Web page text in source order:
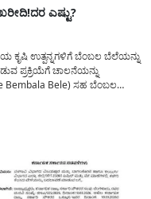
ಎಷ್ಟು?
ಕೃಷಿ ಉತ್ಪನ್ನಗಳಿಗೆ ಬೆಂಬಲ ಬೆಲೆಯನ್ನು
ಪ್ರಕ್ರಿಯೆಗೆ ಚಾಲನೆಯನ್ನು
Bembala Bele) ಸಹ ಬೆಂಬಲ